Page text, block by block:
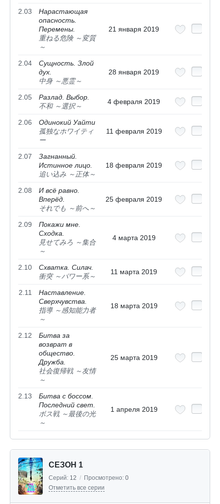
2.03
Нарастающая
опасность.
Перемены.
重ねる危険 ～変質
～
21 января 2019
2.04
Сущность. Злой
дух.
中身 ～悪霊～
28 января 2019
2.05
Разлад. Выбор.
不和 ～選択～
4 февраля 2019
2.06
Одинокий Уайти
孤独なホワイティ
ー
11 февраля 2019
2.07
Загнанный.
Истинное лицо.
追い込み ～正体～
18 февраля 2019
2.08
И всё равно.
Вперёд.
それでも ～前へ～
25 февраля 2019
2.09
Покажи мне.
Сходка.
見せてみろ ～集合
～
4 марта 2019
2.10
Схватка. Силач.
衝突 ～パワー系～
11 марта 2019
2.11
Наставление.
Сверхчувства.
指導 ～感知能力者
～
18 марта 2019
2.12
Битва за
возврат в
общество.
Дружба.
社会復帰戦 ～友情
～
25 марта 2019
2.13
Битва с боссом.
Последний свет.
ボス戦 ～最後の光
～
1 апреля 2019
СЕЗОН 1
Серий: 12 / Просмотрено: 0
Отметить все серии